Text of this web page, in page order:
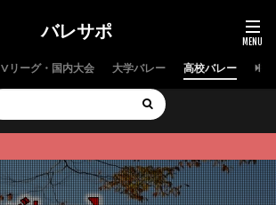
バレサポ
Vリーグ・国内大会 大学バレー 高校バレー 中